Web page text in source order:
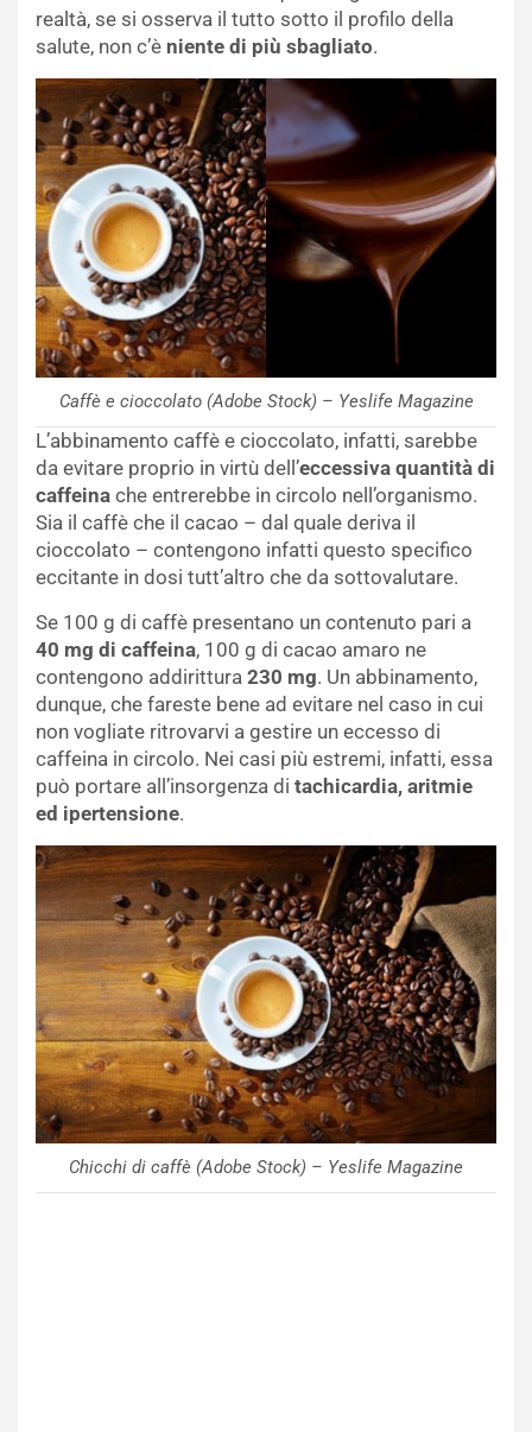
realtà, se si osserva il tutto sotto il profilo della
salute, non c’è niente di più sbagliato.
Caffè e cioccolato (Adobe Stock) – Yeslife Magazine
L’abbinamento caffè e cioccolato, infatti, sarebbe
da evitare proprio in virtù dell’eccessiva quantità di
caffeina che entrerebbe in circolo nell’organismo.
Sia il caffè che il cacao – dal quale deriva il
cioccolato – contengono infatti questo specifico
eccitante in dosi tutt’altro che da sottovalutare.
Se 100 g di caffè presentano un contenuto pari a
40 mg di caffeina, 100 g di cacao amaro ne
contengono addirittura 230 mg. Un abbinamento,
dunque, che fareste bene ad evitare nel caso in cui
non vogliate ritrovarvi a gestire un eccesso di
caffeina in circolo. Nei casi più estremi, infatti, essa
può portare all’insorgenza di tachicardia, aritmie
ed ipertensione.
Chicchi di caffè (Adobe Stock) – Yeslife Magazine